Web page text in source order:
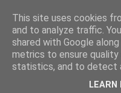
HTWK
We are the HTWK
participates in RoboCup
all teams compete with
This site uses cookies
and to analyze traffic.
shared with Google
metrics to ensure
statistics, and to detect
LEARN